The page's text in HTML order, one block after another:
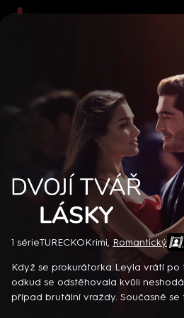
Dvojí tvář lásky
1 sérieTURECKOKrimi,Romantický
Když se prokurátorka Leyla vrátí
odkud se odstěhovala kvůli
případ brutální vraždy. Současně se
Detektiv Karl Alberg přijíždí do
aby zde převzal vedení místní
bolestivém rozvodu. Společně se
tajemství, která narušují poklidnou
8 epizod